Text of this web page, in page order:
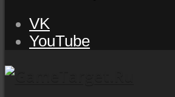
VK
YouTube